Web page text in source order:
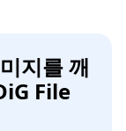
지를 깨
File